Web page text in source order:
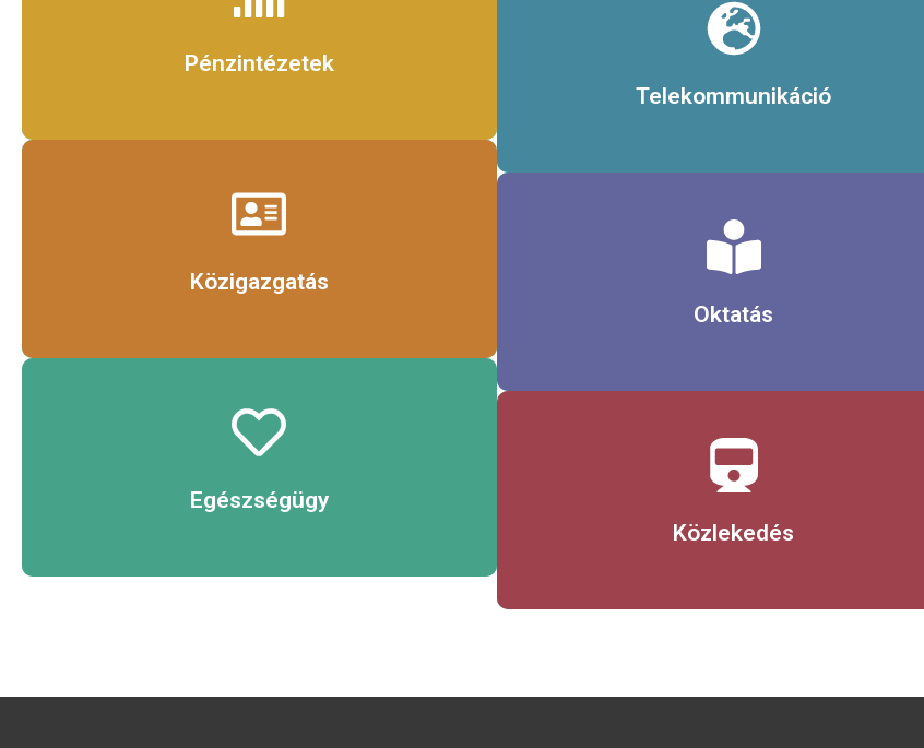
Pénzintézetek
Telekommunikáció
Közigazgatás
Oktatás
Egészségügy
Közlekedés